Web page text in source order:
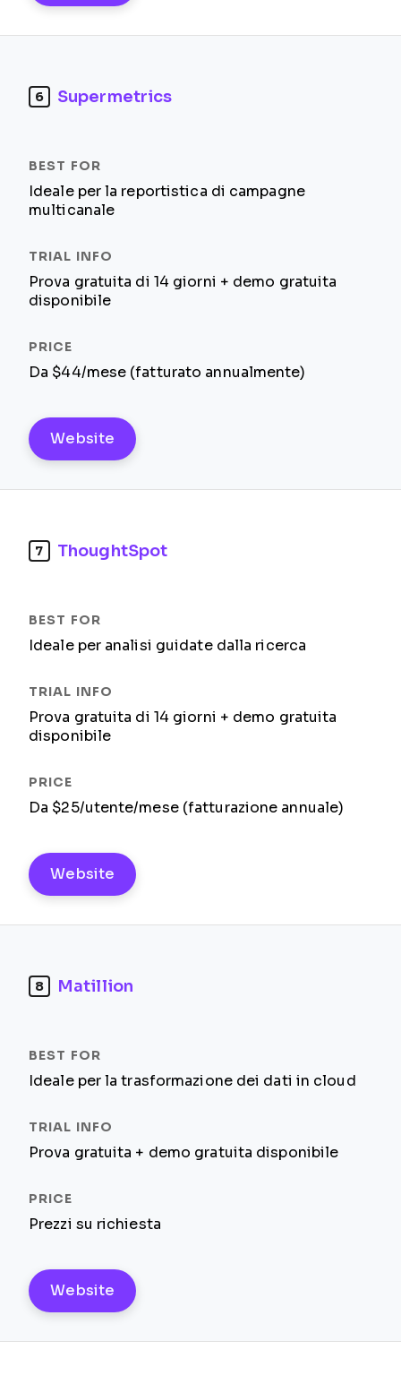
6 Supermetrics
Ideale per la reportistica di campagne
multicanale
Prova gratuita di 14 giorni + demo gratuita
disponibile
Da $44/mese (fatturato annualmente)
Website
7 ThoughtSpot
Ideale per analisi guidate dalla ricerca
Prova gratuita di 14 giorni + demo gratuita
disponibile
Da $25/utente/mese (fatturazione annuale)
Website
8 Matillion
Ideale per la trasformazione dei dati in cloud
Prova gratuita + demo gratuita disponibile
Prezzi su richiesta
Website